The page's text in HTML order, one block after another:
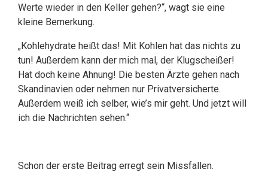
Werte wieder in den Keller gehen?“, wagt sie eine
kleine Bemerkung.
„Kohlehydrate heißt das! Mit Kohlen hat das nichts zu
tun! Außerdem kann der mich mal, der Klugscheißer!
Hat doch keine Ahnung! Die besten Ärzte gehen nach
Skandinavien oder nehmen nur Privatversicherte.
Außerdem weiß ich selber, wie’s mir geht. Und jetzt will
ich die Nachrichten sehen.“
Schon der erste Beitrag erregt sein Missfallen.